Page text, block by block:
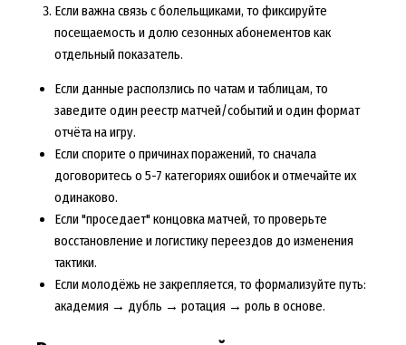
Если важна связь с болельщиками, то фиксируйте
посещаемость и долю сезонных абонементов как
отдельный показатель.
Если данные расползлись по чатам и таблицам, то
заведите один реестр матчей/событий и один формат
отчёта на игру.
Если спорите о причинах поражений, то сначала
договоритесь о 5-7 категориях ошибок и отмечайте их
одинаково.
Если "проседает" концовка матчей, то проверьте
восстановление и логистику переездов до изменения
тактики.
Если молодёжь не закрепляется, то формализуйте путь:
академия → дубль → ротация → роль в основе.